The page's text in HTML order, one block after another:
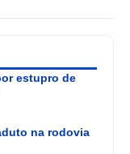
estupro de
na rodovia